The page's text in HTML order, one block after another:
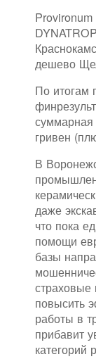
дешево
По итогам
гривен
В
даже
что пока
помощи
базы
повысить
работы в
прибавит
категорий